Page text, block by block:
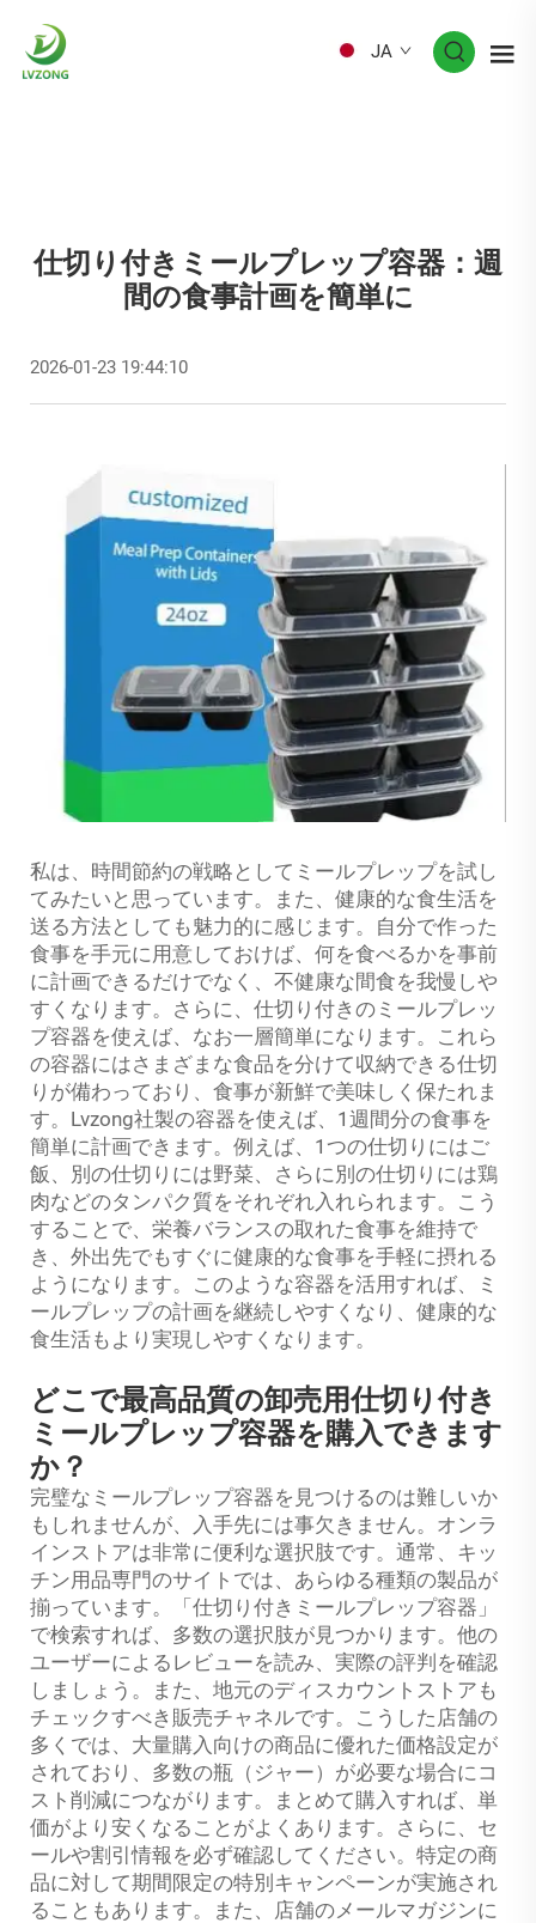
JA
仕切り付きミールプレップ容器：週
間の食事計画を簡単に
2026-01-23 19:44:10
私は、時間節約の戦略としてミールプレップを試し
てみたいと思っています。また、健康的な食生活を
送る方法としても魅力的に感じます。自分で作った
食事を手元に用意しておけば、何を食べるかを事前
に計画できるだけでなく、不健康な間食を我慢しや
すくなります。さらに、仕切り付きのミールプレッ
プ容器を使えば、なお一層簡単になります。これら
の容器にはさまざまな食品を分けて収納できる仕切
りが備わっており、食事が新鮮で美味しく保たれま
す。Lvzong社製の容器を使えば、1週間分の食事を
簡単に計画できます。例えば、1つの仕切りにはご
飯、別の仕切りには野菜、さらに別の仕切りには鶏
肉などのタンパク質をそれぞれ入れられます。こう
することで、栄養バランスの取れた食事を維持で
き、外出先でもすぐに健康的な食事を手軽に摂れる
ようになります。このような容器を活用すれば、ミ
ールプレップの計画を継続しやすくなり、健康的な
食生活もより実現しやすくなります。
どこで最高品質の卸売用仕切り付き
ミールプレップ容器を購入できます
か？
完璧なミールプレップ容器を見つけるのは難しいか
もしれませんが、入手先には事欠きません。オンラ
インストアは非常に便利な選択肢です。通常、キッ
チン用品専門のサイトでは、あらゆる種類の製品が
揃っています。「仕切り付きミールプレップ容器」
で検索すれば、多数の選択肢が見つかります。他の
ユーザーによるレビューを読み、実際の評判を確認
しましょう。また、地元のディスカウントストアも
チェックすべき販売チャネルです。こうした店舗の
多くでは、大量購入向けの商品に優れた価格設定が
されており、多数の瓶（ジャー）が必要な場合にコ
スト削減につながります。まとめて購入すれば、単
価がより安くなることがよくあります。さらに、セ
ールや割引情報を必ず確認してください。特定の商
品に対して期間限定の特別キャンペーンが実施され
ることもあります。また、店舗のメールマガジンに